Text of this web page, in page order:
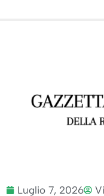
Luglio 7, 2026